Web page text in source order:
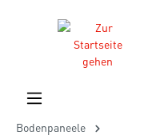
Bodenpaneele